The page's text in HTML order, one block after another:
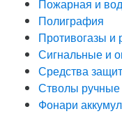
Пожарная и
Полиграфия
Противогазы
Сигнальные и
Средства
Стволы
Фонари